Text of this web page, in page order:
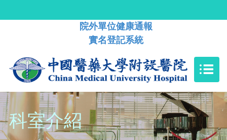
院外單位健康通報
實名登記系統
科室介紹